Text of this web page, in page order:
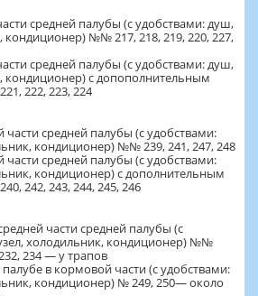
средней палубы (с удобствами: душ,
кондиционер) №№ 217, 218, 219, 220, 227,
средней палубы (с удобствами: душ,
кондиционер) с допополнительным
222, 223, 224
средней палубы (с удобствами:
кондиционер) №№ 239, 241, 247, 248
средней палубы (с удобствами:
кондиционер) с дополнительным
242, 243, 244, 245, 246
части средней палубы (с
холодильник, кондиционер) №№
234 — у трапов
в кормовой части (с удобствами:
кондиционер) № 249, 250— около